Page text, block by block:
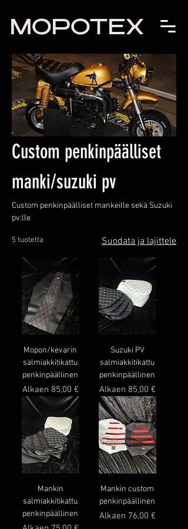
MOPOTEX
Custom penkinpäälliset
manki/suzuki pv
Custom penkinpäälliset mankeille sekä Suzuki
pv:lle
5 tuotetta Suodata ja lajittele
Mopon/kevarin
salmiakkitikattu
penkinpäällinen
Alkaen 85,00 €
Alehinta
Suzuki PV
salmiakkitikattu
penkinpäällinen
Alkaen 85,00 €
Alehinta
Mankin
salmiakkitikattu
penkinpäällinen
Mankin custom
penkinpäällinen
Alkaen 76,00 €
Alehinta